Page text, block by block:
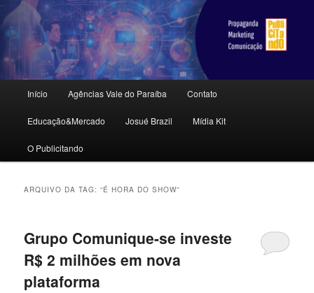
principal
Início Agências Vale do Paraíba Contato
Educação&Mercado Josué Brazil Mídia Kit
O Publicitando
ARQUIVO DA TAG:“É HORA DO SHOW”
Grupo Comunique-se investe
R$ 2 milhões em nova
plataforma